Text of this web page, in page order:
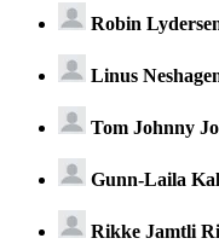
Robin
Linus
Tom Johnny
Gunn-Laila
Rikke Jamtli